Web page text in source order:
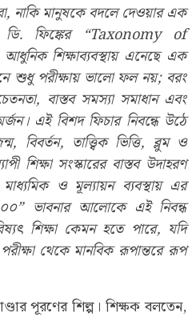
নাকি মানুষকে বদলে দেওয়ার এক
ডি. ফিঙ্কের “Taxonomy of
শিক্ষাব্যবস্থায় এনেছে এক
শুধু পরীক্ষায় ভালো ফল নয়; বরং
বাস্তব সমস্যা সমাধান এবং
এই বিশদ ফিচার নিবন্ধে উঠে
বিবর্তন, তাত্ত্বিক ভিত্তি, ব্লুম ও
শিক্ষা সংস্কারের বাস্তব উদাহরণ
ও মূল্যায়ন ব্যবস্থায় এর
ভাবনার আলোকে এই নিবন্ধ
শিক্ষা কেমন হতে পারে, যদি
থেকে মানবিক রূপান্তরে রূপ
পূরণের শিল্প। শিক্ষক বলতেন,